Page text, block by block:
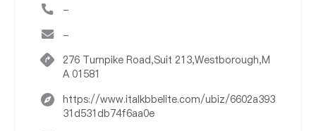
-
-
276 Turnpike Road,Suit 213,Westborough,M
A 01581
https://www.italkbbelite.com/ubiz/6602a393
31d531db74f6aa0e